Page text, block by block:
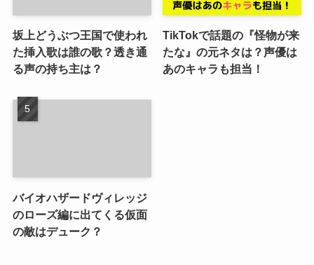
坂上どうぶつ王国で使われ
た挿入歌は誰の歌？透き通
る声の持ち主は？
TikTokで話題の『怪物が来
たな』の元ネタは？声優は
あのキャラも担当！
バイオハザードヴィレッジ
のローズ編に出てくる仮面
の敵はデューク？